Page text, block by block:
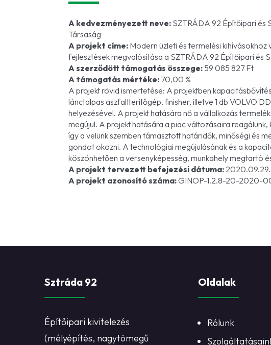
A kedvezményezett neve: SZTRÁDA 92 Építőipari és
Társaság
A projekt címe: Modern üzleti és termelési
fejlesztések megvalósítása a SZTRÁDA 92 Építőipari és
A szerződött támogatás összege: 59 085 827 Ft
A támogatás mértéke: 70,00 %
A projekt rövid ismertetése: A projektben
lánctalpas aszfaltterítőgép, finisher, illetve 1 db VOLVO
helyezésével. A projekt hatására nő a vállalkozás
megújul. A projekt hatására a piac változásaira
így a velünk szemben támasztott határidők, minőségi és
gondot okozni. A technológiai megújulásának és a
köszönhetően a versenyképesség, munkahely megtartó
A projekt tervezett befejezési dátuma: 2020.09.29.
A projekt azonosító száma:GINOP-1.2.8-20-2020-
Sztráda 92
Építőipari kivitelezés
(mélyépítés, nagytömegű
Oldalak
Rólunk